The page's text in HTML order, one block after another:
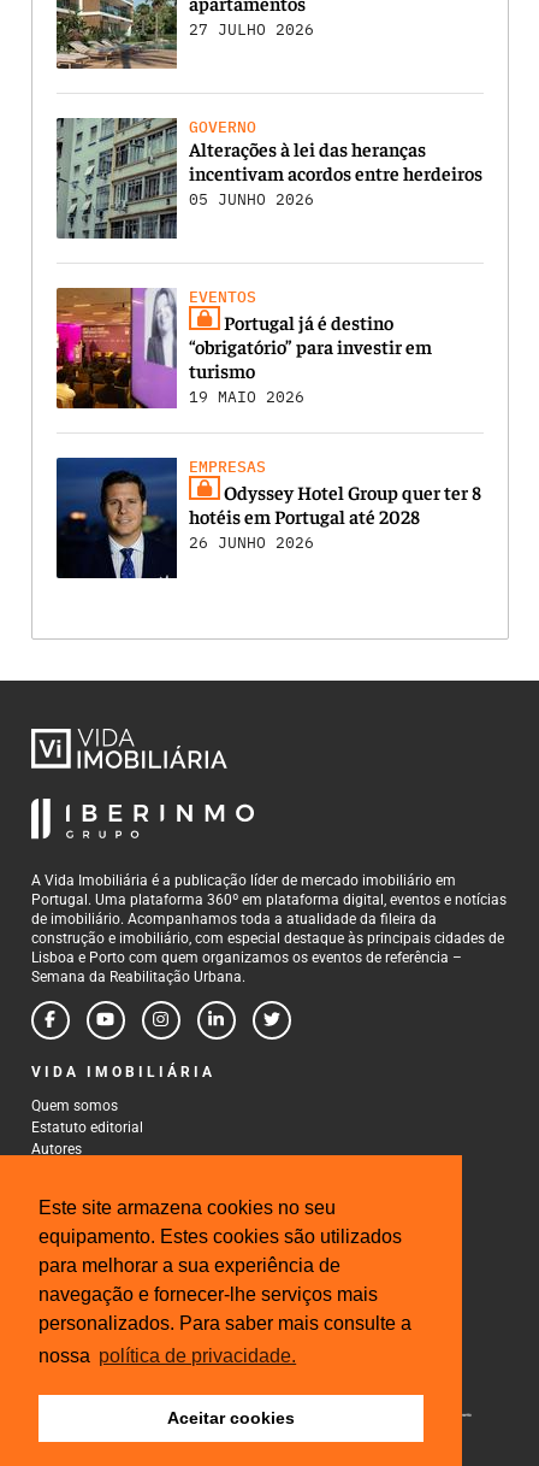
Este site armazena cookies no seu
equipamento. Estes cookies são utilizados
para melhorar a sua experiência de
navegação e fornecer-lhe serviços mais
personalizados. Para saber mais consulte a
nossa política de privacidade.
Aceitar cookies
27 JULHO 2026
GOVERNO
Alterações à lei das heranças
incentivam acordos entre herdeiros
05 JUNHO 2026
EVENTOS
Portugal já é destino
“obrigatório” para investir em
turismo
19 MAIO 2026
EMPRESAS
Odyssey Hotel Group quer ter 8
hotéis em Portugal até 2028
26 JUNHO 2026
A Vida Imobiliária é a publicação líder de mercado imobiliário em
Portugal. Uma plataforma 360º em plataforma digital, eventos e notícias
de imobiliário. Acompanhamos toda a atualidade da fileira da
construção e imobiliário, com especial destaque às principais cidades de
Lisboa e Porto com quem organizamos os eventos de referência –
Semana da Reabilitação Urbana.
VIDA IMOBILIÁRIA
Quem somos
Estatuto editorial
Autores
CONTACTOS
Rua Gonçalo Cristovão, 185 - 6º
4000-269 Porto
Tel: 222 085 009
Fax: 222 085 010
Email: gestao@iberinmo.com